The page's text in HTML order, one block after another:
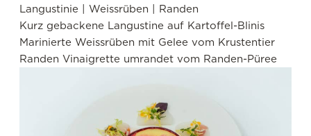
Langustinie | Weissrüben | Randen
Kurz gebackene Langustine auf Kartoffel-Blinis
Marinierte Weissrüben mit Gelee vom Krustentier
Randen Vinaigrette umrandet vom Randen-Püree